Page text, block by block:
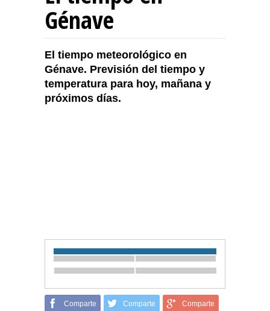
Génave
El tiempo meteorológico en
Génave. Previsión del tiempo y
temperatura para hoy, mañana y
próximos días.
Comparte Comparte Comparte